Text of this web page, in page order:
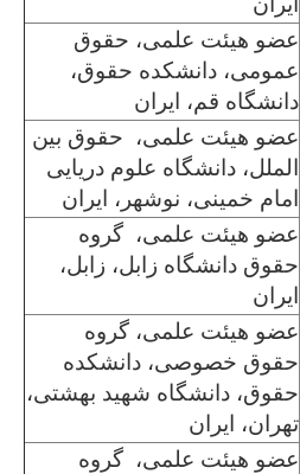
عضو هیئت علمی، حقوق
عمومی، دانشکده حقوق،
دانشگاه قم، ایران
عضو هیئت علمی، حقوق بین
الملل، دانشگاه علوم دریایی
امام خمینی، نوشهر، ایران
عضو هیئت علمی، گروه
حقوق دانشگاه زابل، زابل،
ایران
عضو هیئت علمی، گروه
حقوق خصوصی، دانشکده
حقوق، دانشگاه شهید بهشتی،
تهران، ایران
عضو هیئت علمی، گروه